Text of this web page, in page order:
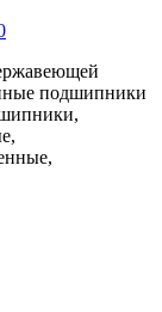
подшипники